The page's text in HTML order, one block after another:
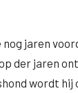
jaren
der jaren
wordt hij